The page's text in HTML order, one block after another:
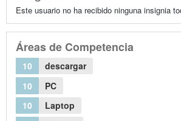
Este usuario no ha recibido ninguna insignia
Áreas de Competencia
10
descargar
10
PC
10
Laptop